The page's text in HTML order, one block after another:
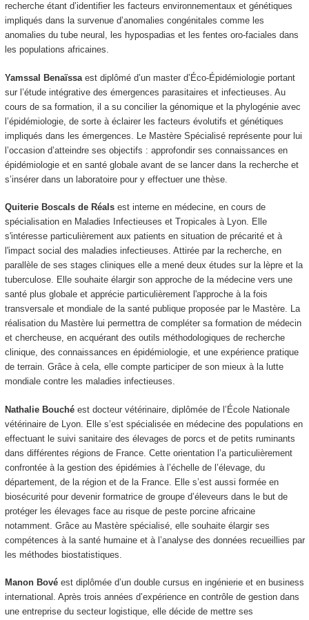
recherche étant d’identifier les facteurs environnementaux et génétiques
impliqués dans la survenue d’anomalies congénitales comme les
anomalies du tube neural, les hypospadias et les fentes oro-faciales dans
les populations africaines.
Yamssal Benaïssaest diplômé d’un master d’Éco-Épidémiologie portant
sur l’étude intégrative des émergences parasitaires et infectieuses. Au
cours de sa formation, il a su concilier la génomique et la phylogénie avec
l’épidémiologie, de sorte à éclairer les facteurs évolutifs et génétiques
impliqués dans les émergences. Le Mastère Spécialisé représente pour lui
l’occasion d’atteindre ses objectifs : approfondir ses connaissances en
épidémiologie et en santé globale avant de se lancer dans la recherche et
s’insérer dans un laboratoire pour y effectuer une thèse.
Quiterie Boscals de Réals est interne en médecine, en cours de
spécialisation en Maladies Infectieuses et Tropicales à Lyon. Elle
s'intéresse particulièrement aux patients en situation de précarité et à
l'impact social des maladies infectieuses. Attirée par la recherche, en
parallèle de ses stages cliniques elle a mené deux études sur la lèpre et la
tuberculose. Elle souhaite élargir son approche de la médecine vers une
santé plus globale et apprécie particulièrement l'approche à la fois
transversale et mondiale de la santé publique proposée par le Mastère. La
réalisation du Mastère lui permettra de compléter sa formation de médecin
et chercheuse, en acquérant des outils méthodologiques de recherche
clinique, des connaissances en épidémiologie, et une expérience pratique
de terrain. Grâce à cela, elle compte participer de son mieux à la lutte
mondiale contre les maladies infectieuses.
Nathalie Bouchéest docteur vétérinaire, diplômée de l’École Nationale
vétérinaire de Lyon. Elle s’est spécialisée en médecine des populations en
effectuant le suivi sanitaire des élevages de porcs et de petits ruminants
dans différentes régions de France. Cette orientation l’a particulièrement
confrontée à la gestion des épidémies à l’échelle de l’élevage, du
département, de la région et de la France. Elle s’est aussi formée en
biosécurité pour devenir formatrice de groupe d’éleveurs dans le but de
protéger les élevages face au risque de peste porcine africaine
notamment. Grâce au Mastère spécialisé, elle souhaite élargir ses
compétences à la santé humaine et à l’analyse des données recueillies par
les méthodes biostatistiques.
Manon Bové est diplômée d’un double cursus en ingénierie et en business
international. Après trois années d’expérience en contrôle de gestion dans
une entreprise du secteur logistique, elle décide de mettre ses